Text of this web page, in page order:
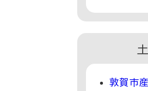
敦賀市